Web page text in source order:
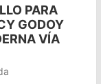
PARA
GODOY
VÍA